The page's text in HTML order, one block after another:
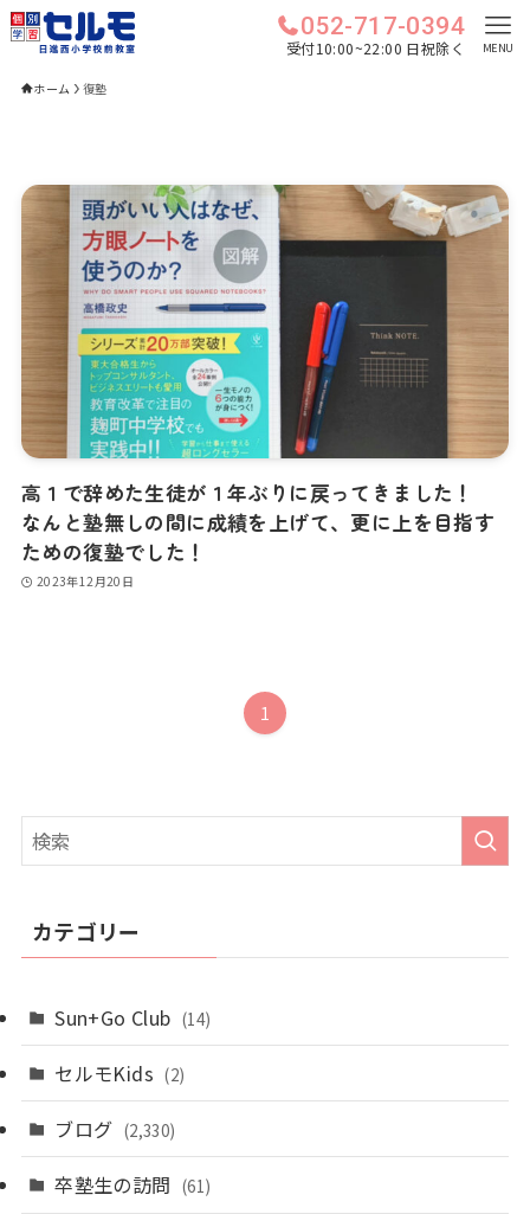
052-717-0394
受付10:00~22:00 日祝除く MENU
ホーム 復塾
高１で辞めた生徒が１年ぶりに戻ってきました！
なんと塾無しの間に成績を上げて、更に上を目指す
ための復塾でした！
2023年12月20日
1
カテゴリー
Sun+Go Club (14)
セルモKids (2)
ブログ (2,330)
卒塾生の訪問 (61)